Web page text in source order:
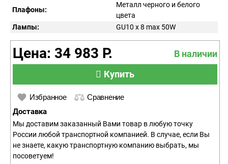
Плафоны:
Металл черного и белого
цвета
Лампы:
GU10 x 8 max 50W
Цена: 34 983 Р.
В наличии
Купить
Избранное Сравнение
Доставка
Мы доставим заказанный Вами товар в любую точку
России любой транспортной компанией. В случае, если Вы
не знаете, какую транспортную компанию выбрать, мы
посоветуем!